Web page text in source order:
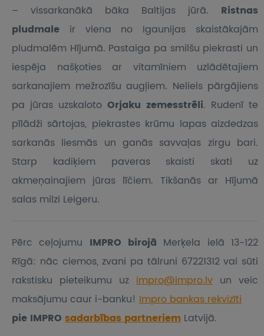
– vissarkanākā bāka Baltijas jūrā. Ristnas
pludmale ir viena no Igaunijas skaistākajām
pludmalēm Hījumā. Pastaiga pa smilšu piekrasti un
iespēja našķoties ar vitamīniem uzlādētajiem
sarkanajiem mežrozīšu augļiem. Neliels pārgājiens
pa jūras uzskaloto Orjaku zemesstrēli. Rudenī te
pīlādži sārtojas, piekrastes krūmu lapas aizdedzas
sarkanās liesmās un ganās savvaļas zirgu bari.
Starp kadiķiem paveras skaisti skati uz
akmeņainajiem jūras līčiem. Tikšanās ar Hījumā
salas milzi Leigeru.
Pērc ceļojumu IMPRO birojā Merķela ielā 13-122
Rīgā: nāc ciemos, zvani pa tālruni 67221312 vai sūti
rakstisku pieteikumu uz impro@impro.lv un veic
maksājumu caur i-banku! Impro bankas rekvizīti
pie IMPRO sadarbības partneriem Latvijā.